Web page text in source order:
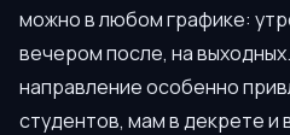
можно в любом графике:
вечером после, на
направление особенно
студентов, мам в декрете и